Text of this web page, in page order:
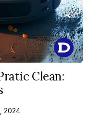
Clean:
2024